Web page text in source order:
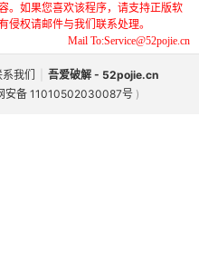
。如果您喜欢该程序，请支持正版软
权请邮件与我们联系处理。
Mail To:Service@52pojie.cn
我们
吾爱破解 - 52pojie.cn
安备 11010502030087号 )